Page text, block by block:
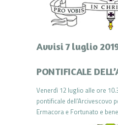
Avvisi 7 luglio
PONTIFICALE
Venerdì 12 luglio alle ore
pontificale dell’Arcivescovo
Ermacora e Fortunato e